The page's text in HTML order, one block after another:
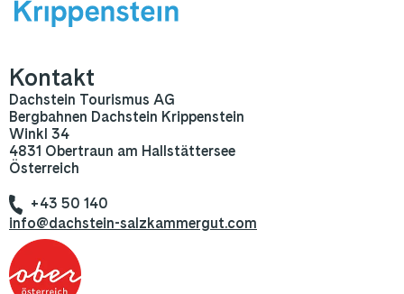
Kontakt
Dachstein Tourismus AG
Bergbahnen Dachstein Krippenstein
Winkl 34
4831 Obertraun am Hallstättersee
Österreich
+43 50 140
info@dachstein-salzkammergut.com